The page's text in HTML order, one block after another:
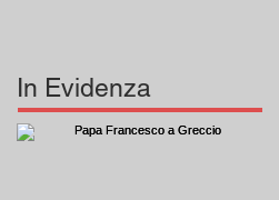
In Evidenza